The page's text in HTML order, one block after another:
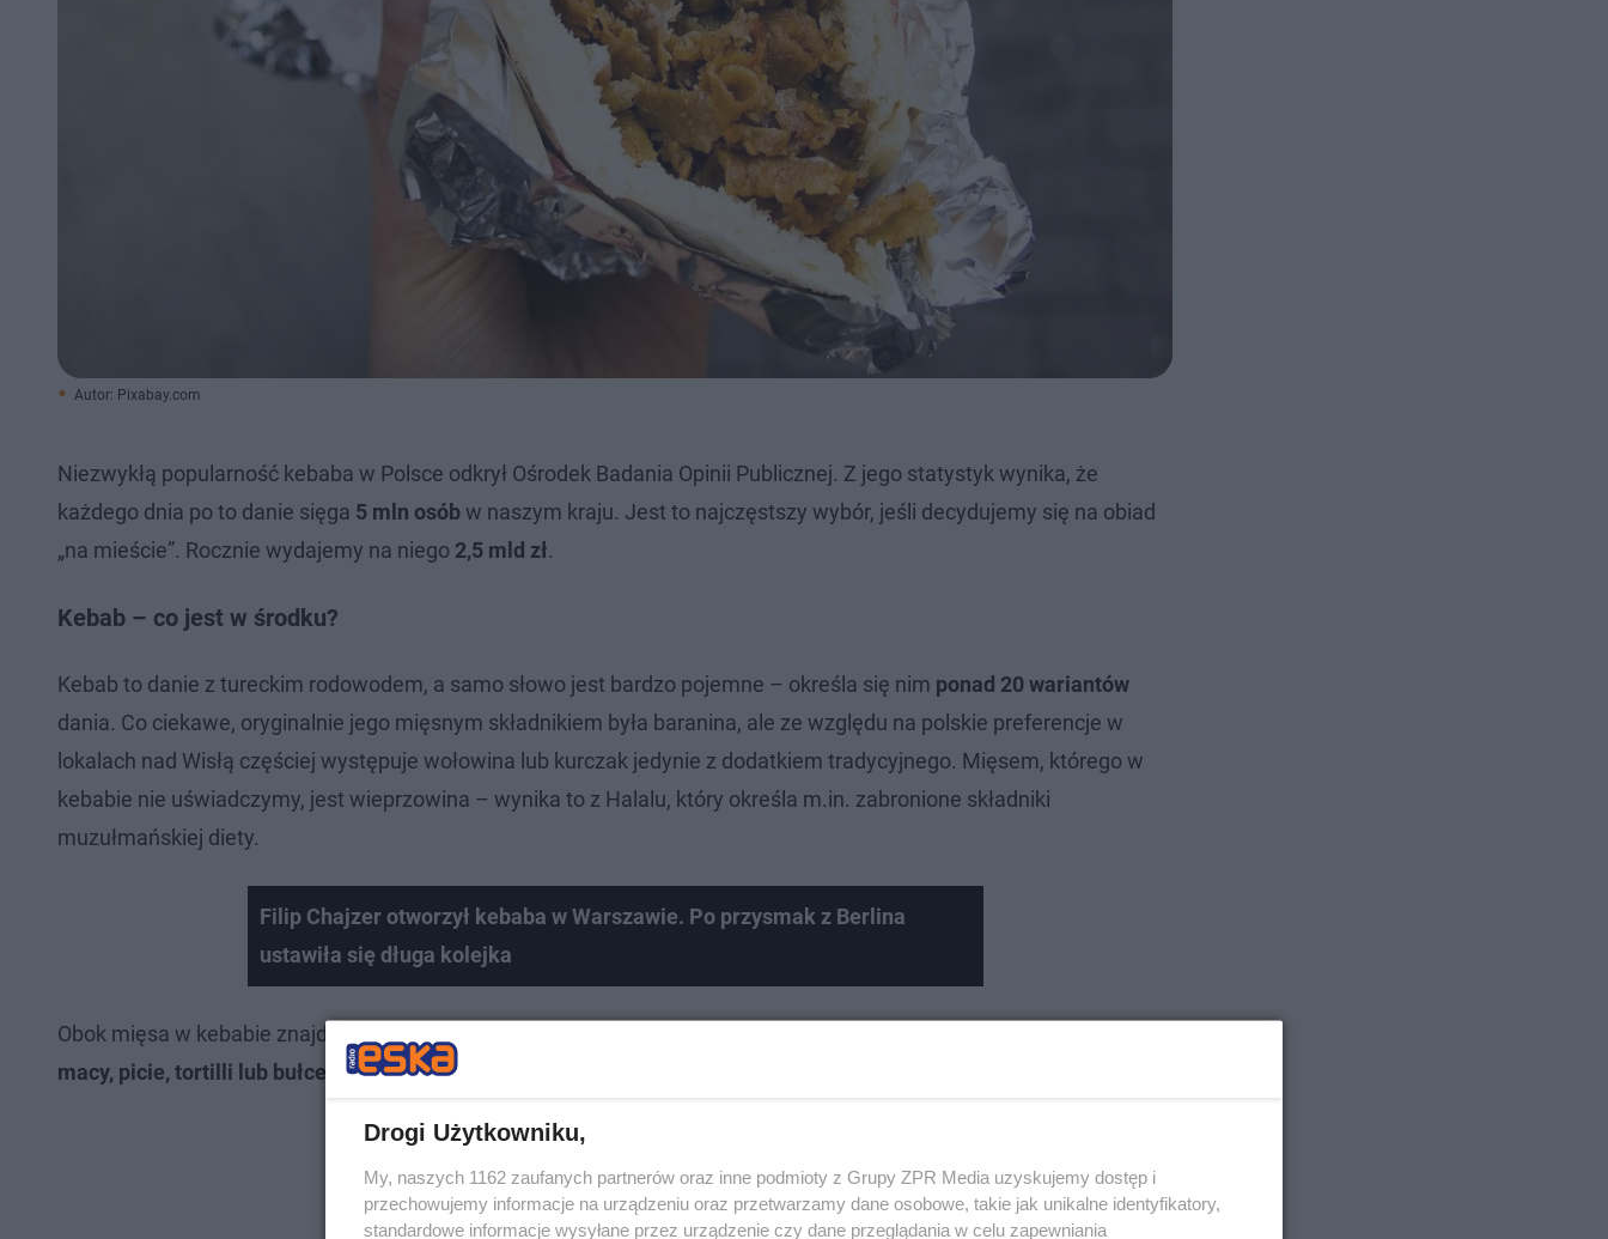
Autor: Pixabay.com
Niezwykłą popularność kebaba w Polsce odkrył Ośrodek Badania Opinii Publicznej. Z jego statystyk wynika, że
każdego dnia po to danie sięga 5 mln osóbw naszym kraju. Jest to najczęstszy wybór, jeśli decydujemy się na obiad
„na mieście”. Rocznie wydajemy na niego 2,5 mld zł.
Kebab – co jest w środku?
Kebab to danie z tureckim rodowodem, a samo słowo jest bardzo pojemne – określa się nim ponad 20 wariantów
dania. Co ciekawe, oryginalnie jego mięsnym składnikiem była baranina, ale ze względu na polskie preferencje w
lokalach nad Wisłą częściej występuje wołowina lub kurczak jedynie z dodatkiem tradycyjnego. Mięsem, którego w
kebabie nie uświadczymy, jest wieprzowina – wynika to z Halalu, który określa m.in. zabronione składniki
muzułmańskiej diety.
Filip Chajzer otworzył kebaba w Warszawie. Po przysmak z Berlina
ustawiła się długa kolejka
Obok mięsa w kebabie znajdziemy
macy, picie, tortilli lub bułce , a o jego ostatecznym smaku decyduje wybór
Drogi Użytkowniku,
My, naszych 1162 zaufanych partnerów oraz inne podmioty z Grupy ZPR Media uzyskujemy dostęp i
przechowujemy informacje na urządzeniu oraz przetwarzamy dane osobowe, takie jak unikalne identyfikatory,
standardowe informacje wysyłane przez urządzenie czy dane przeglądania w celu zapewniania